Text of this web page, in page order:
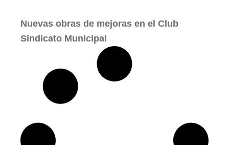
Nuevas obras de mejoras en el Club
Sindicato Municipal